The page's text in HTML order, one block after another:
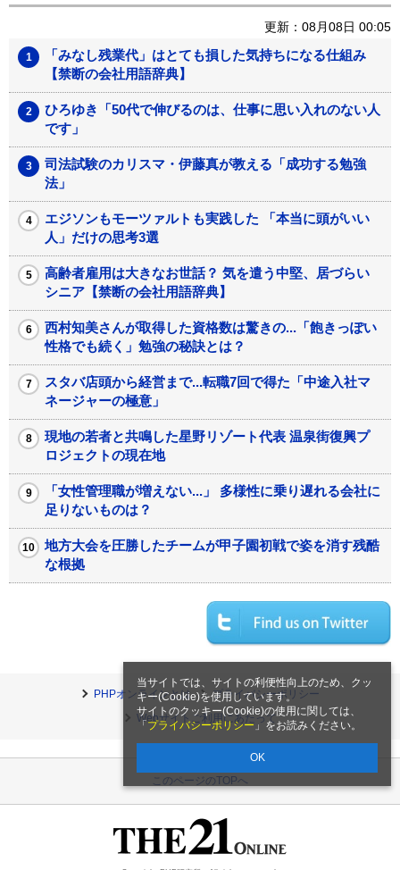
当サイトでは、サイトの利便性向上のため、クッ
キー(Cookie)を使用しています。
サイトのクッキー(Cookie)の使用に関しては、
「 プライバシーポリシー 」をお読みください。
OK
更新：08月08日 00:05
「みなし残業代」はとても損した気持ちになる仕組み
【禁断の会社用語辞典】
ひろゆき「50代で伸びるのは、仕事に思い入れのない人
です」
司法試験のカリスマ・伊藤真が教える「成功する勉強
法」
エジソンもモーツァルトも実践した 「本当に頭がいい
人」だけの思考3選
高齢者雇用は大きなお世話？ 気を遣う中堅、居づらい
シニア【禁断の会社用語辞典】
西村知美さんが取得した資格数は驚きの...「飽きっぽい
性格でも続く」勉強の秘訣とは？
スタバ店頭から経営まで...転職7回で得た「中途入社マ
ネージャーの極意」
現地の若者と共鳴した星野リゾート代表 温泉街復興プ
ロジェクトの現在地
「女性管理職が増えない...」 多様性に乗り遅れる会社に
足りないものは？
地方大会を圧勝したチームが甲子園初戦で姿を消す残酷
な根拠
PHPオンラインとは
プライバシーポリシー
Webサイトご利用にあたって
このページのTOPへ